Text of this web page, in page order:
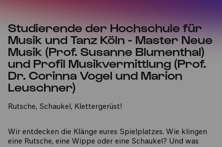
Studierende der Hochschule für
Musik und Tanz Köln - Master Neue
Musik (Prof. Susanne Blumenthal)
und Profil Musikvermittlung (Prof.
Dr. Corinna Vogel und Marion
Leuschner)
Rutsche, Schaukel, Klettergerüst!
Wir entdecken die Klänge eures Spielplatzes. Wie klingen
eine Rutsche, eine Wippe oder eine Schaukel? Und was